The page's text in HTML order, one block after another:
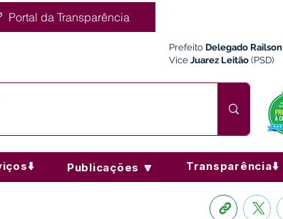
Portal da Transparência
Prefeito Delegado Railson
Vice Juarez Leitão (PSD)
Publicações 🔽 Transparência⬇️